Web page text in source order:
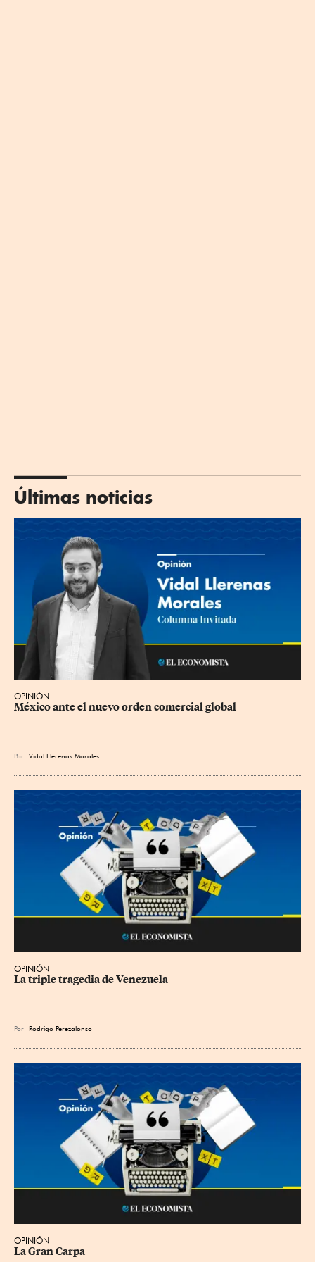
Últimas noticias
OPINIÓN
México ante el nuevo orden comercial global
Por Vidal Llerenas Morales
OPINIÓN
La triple tragedia de Venezuela
Por Rodrigo Perezalonso
OPINIÓN
La Gran Carpa